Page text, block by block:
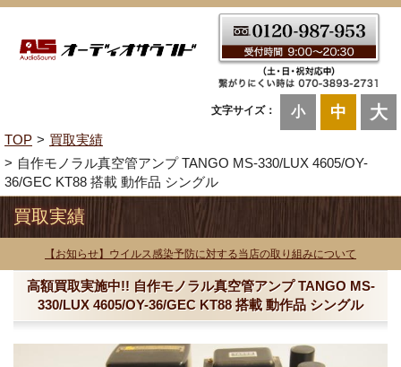
文字サイズ： 小 中 大
TOP
買取実績
自作モノラル真空管アンプ TANGO MS-330/LUX 4605/OY-
36/GEC KT88 搭載 動作品 シングル
買取実績
【お知らせ】ウイルス感染予防に対する当店の取り組みについて
高額買取実施中!! 自作モノラル真空管アンプ TANGO MS-
330/LUX 4605/OY-36/GEC KT88 搭載 動作品 シングル